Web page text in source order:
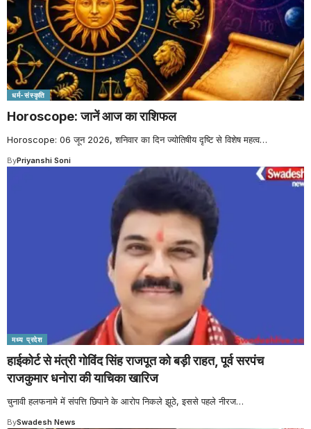
धर्म-संस्कृति
Horoscope: जानें आज का राशिफल
Horoscope: 06 जून 2026, शनिवार का दिन ज्योतिषीय दृष्टि से विशेष महत्व…
ByPriyanshi Soni
मध्य प्रदेश
हाईकोर्ट से मंत्री गोविंद सिंह राजपूत को बड़ी राहत, पूर्व सरपंच
राजकुमार धनोरा की याचिका खारिज
चुनावी हलफनामे में संपत्ति छिपाने के आरोप निकले झूठे, इससे पहले नीरज…
BySwadesh News